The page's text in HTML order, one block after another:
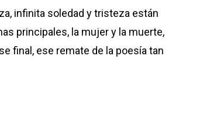
infinita soledad y tristeza están
principales, la mujer y la muerte,
final, ese remate de la poesía tan